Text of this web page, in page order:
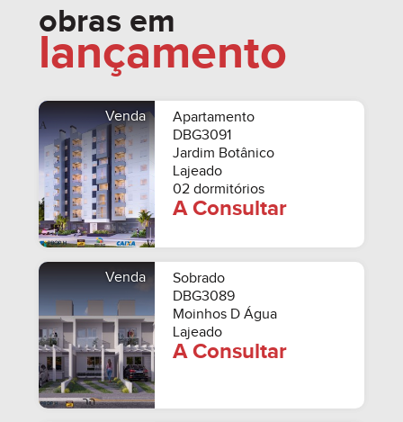
obras em
lançamento
Venda
Apartamento
DBG3091
Jardim Botânico
Lajeado
02 dormitórios
A Consultar
Venda
Sobrado
DBG3089
Moinhos D Água
Lajeado
A Consultar